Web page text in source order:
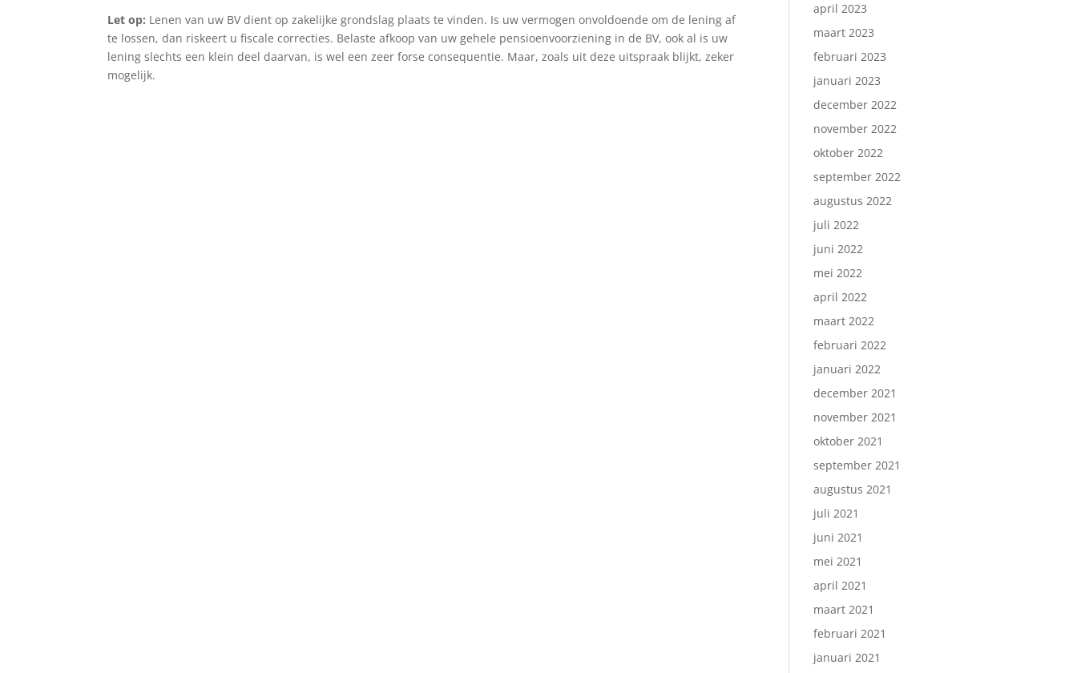
Let op: Lenen van uw BV dient op zakelijke grondslag plaats te vinden. Is uw vermogen onvoldoende om de lening af
te lossen, dan riskeert u fiscale correcties. Belaste afkoop van uw gehele pensioenvoorziening in de BV, ook al is uw
lening slechts een klein deel daarvan, is wel een zeer forse consequentie. Maar, zoals uit deze uitspraak blijkt, zeker
mogelijk.
april 2023
maart 2023
februari 2023
januari 2023
december 2022
november 2022
oktober 2022
september 2022
augustus 2022
juli 2022
juni 2022
mei 2022
april 2022
maart 2022
februari 2022
januari 2022
december 2021
november 2021
oktober 2021
september 2021
augustus 2021
juli 2021
juni 2021
mei 2021
april 2021
maart 2021
februari 2021
januari 2021